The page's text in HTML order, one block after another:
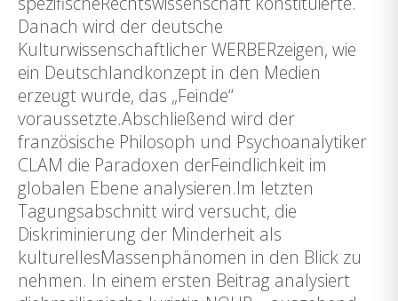
Danach wird der deutsche
Kulturwissenschaftlicher WERBERzeigen, wie
ein Deutschlandkonzept in den Medien
erzeugt wurde, das „Feinde“
voraussetzte.Abschließend wird der
französische Philosoph und Psychoanalytiker
CLAM die Paradoxen derFeindlichkeit im
globalen Ebene analysieren.Im letzten
Tagungsabschnitt wird versucht, die
Diskriminierung der Minderheit als
kulturellesMassenphänomen in den Blick zu
nehmen. In einem ersten Beitrag analysiert